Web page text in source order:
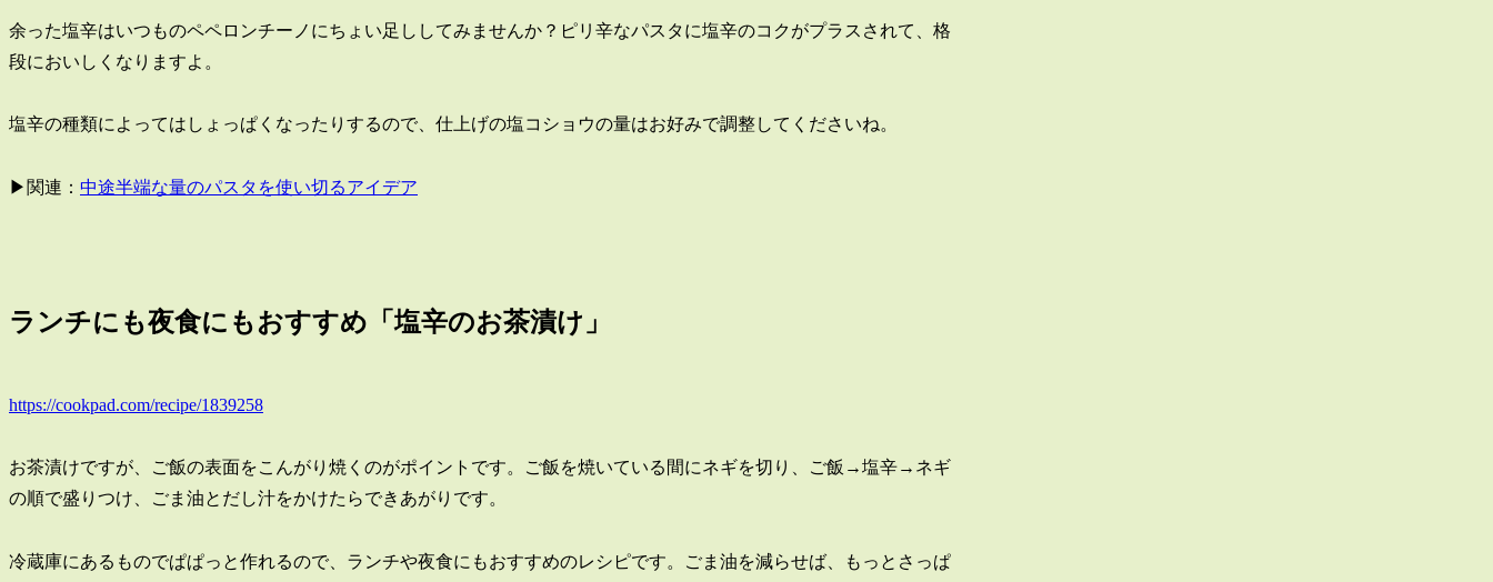
余った塩辛はいつものペペロンチーノにちょい足ししてみませんか？ピリ辛なパスタに塩辛のコクがプラスされて、格
段においしくなりますよ。
塩辛の種類によってはしょっぱくなったりするので、仕上げの塩コショウの量はお好みで調整してくださいね。
▶関連： 中途半端な量のパスタを使い切るアイデア
ランチにも夜食にもおすすめ「塩辛のお茶漬け」
https://cookpad.com/recipe/1839258
お茶漬けですが、ご飯の表面をこんがり焼くのがポイントです。ご飯を焼いている間にネギを切り、ご飯→塩辛→ネギ
の順で盛りつけ、ごま油とだし汁をかけたらできあがりです。
冷蔵庫にあるものでぱぱっと作れるので、ランチや夜食にもおすすめのレシピです。ごま油を減らせば、もっとさっぱ